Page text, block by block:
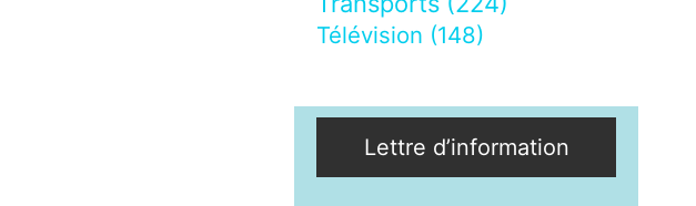
Télévision (148)
Lettre d’information